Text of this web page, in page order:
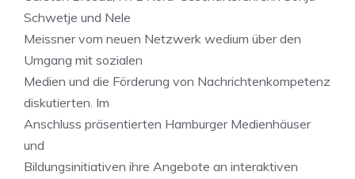
Schwetje und Nele
Meissner vom neuen Netzwerk wedium über den
Umgang mit sozialen
Medien und die Förderung von Nachrichtenkompetenz
diskutierten. Im
Anschluss präsentierten Hamburger Medienhäuser
und
Bildungsinitiativen ihre Angebote an interaktiven